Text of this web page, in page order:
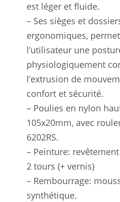
est léger et fluide.
– Ses sièges et
ergonomiques,
l’utilisateur une
physiologiquement
l’extrusion de
confort et sécurité.
– Poulies en nylon
105x20mm, avec
6202RS.
– Peinture:
2 tours (+ vernis)
– Rembourrage:
synthétique.